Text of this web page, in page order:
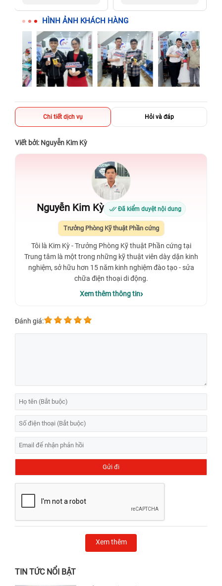
HÌNH ẢNH KHÁCH HÀNG
Chi tiết dịch vụ Hỏi và đáp
Viết bởi: Nguyễn Kim Kỳ
Nguyễn Kim Kỳ Đã kiểm duyệt nội dung
Trưởng Phòng Kỹ thuật Phần cứng
Tôi là Kim Kỳ - Trưởng Phòng Kỹ thuật Phần cứng tại
Trung tâm là một trong những kỹ thuật viên dày dặn kinh
nghiệm, sở hữu hơn 15 năm kinh nghiệm đào tạo - sửa
chữa điện thoại di động.
Xem thêm thông tin
Đánh giá:
Xem thêm
TIN TỨC NỔI BẬT